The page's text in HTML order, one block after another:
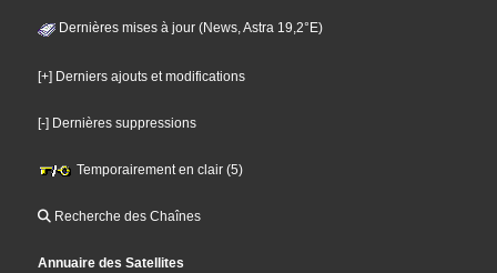
Dernières mises à jour (News, Astra 19,2°E)
[+] Derniers ajouts et modifications
[-] Dernières suppressions
Temporairement en clair (5)
Recherche des Chaînes
Annuaire des Satellites